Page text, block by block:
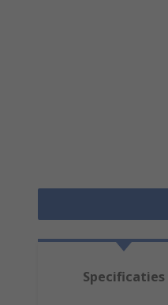
Specificaties